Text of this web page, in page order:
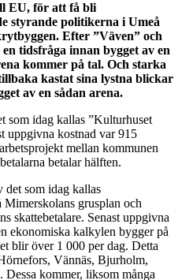
EU, för att få bli
styrande politikerna i Umeå
Efter ”Väven” och
tidsfråga innan bygget av en
kommer på tal. Och starka
kastat sina lystna blickar
av en sådan arena.
som idag kallas ”Kulturhuset
uppgivna kostnad var 915
mellan kommunen
betalar hälften.
det som idag kallas
grusplan och
skattebetalare. Senast uppgivna
ekonomiska kalkylen bygger på
blir över 1 000 per dag. Detta
Vännäs, Bjurholm,
kommer, liksom många